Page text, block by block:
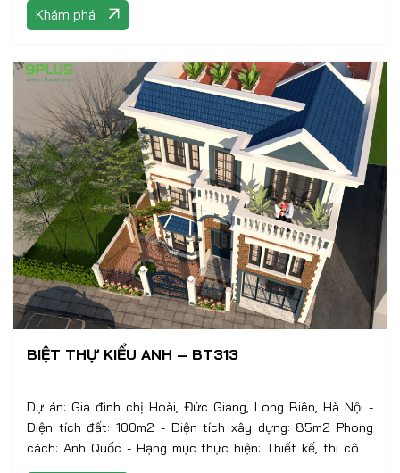
Khám phá
BIỆT THỰ KIỂU ANH – BT313
Dự án: Gia đình chị Hoài, Đức Giang, Long Biên, Hà Nội -
Diện tích đất: 100m2 - Diện tích xây dựng: 85m2 Phong
cách: Anh Quốc - Hạng mục thực hiện: Thiết kế, thi công
nội – ngoại thất